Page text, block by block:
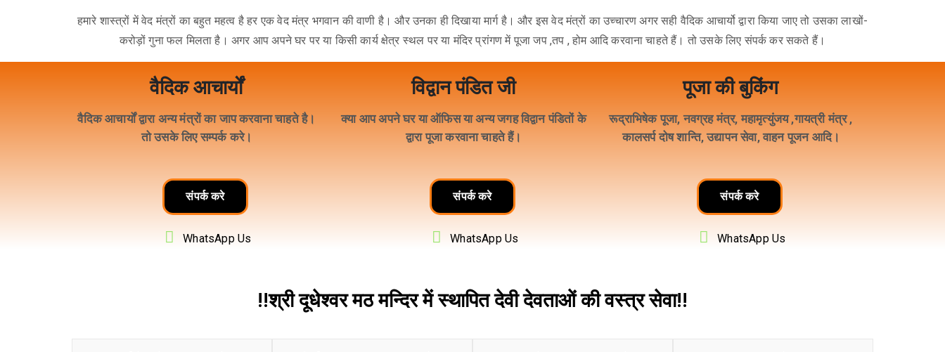
हमारे शास्त्रों में वेद मंत्रों का बहुत महत्व है हर एक वेद मंत्र भगवान की वाणी है। और उनका ही दिखाया मार्ग है। और इस वेद मंत्रों का उच्चारण अगर सही वैदिक आचार्यो द्वारा किया जाए तो उसका लाखों-
करोड़ों गुना फल मिलता है। अगर आप अपने घर पर या किसी कार्य क्षेत्र स्थल पर या मंदिर प्रांगण में पूजा जप ,तप , होम आदि करवाना चाहते हैं। तो उसके लिए संपर्क कर सकते हैं।
वैदिक आचार्यों
वैदिक आचार्यों द्वारा अन्य मंत्रों का जाप करवाना चाहते है।
तो उसके लिए सम्पर्क करे।
संपर्क करे
WhatsApp Us
विद्वान पंडित जी
क्या आप अपने घर या ऑफिस या अन्य जगह विद्वान पंडितों के
द्वारा पूजा करवाना चाहते हैं।
संपर्क करे
WhatsApp Us
पूजा की बुकिंग
रूद्राभिषेक पूजा, नवग्रह मंत्र, महामृत्युंजय ,गायत्री मंत्र ,
कालसर्प दोष शान्ति, उद्यापन सेवा, वाहन पूजन आदि।
संपर्क करे
WhatsApp Us
!!श्री दूधेश्वर मठ मन्दिर में स्थापित देवी देवताओं की वस्त्र सेवा!!